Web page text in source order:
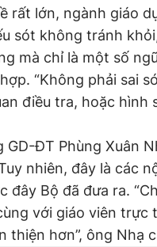
rất lớn, ngành giáo
sót không tránh
mà chỉ là một số
“Không phải sai
điều tra, hoặc hình
ĐT Phùng Xuân
nhiên, đây là các
đây Bộ đã đưa ra.
với giáo viên trực
thiện hơn”, ông Nhạ